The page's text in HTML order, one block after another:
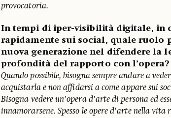
provocatoria.
In tempi di iper-visibilità digitale, in
rapidamente sui social, quale ruolo
nuova generazione nel difendere la
profondità del rapporto con l’opera?
Quando possibile, bisogna sempre andare a
acquistarla e non affidarsi a come appare sui
Bisogna vedere un'opera d'arte di persona ed
innamorarsene. Spesso le opere d'arte nella vita